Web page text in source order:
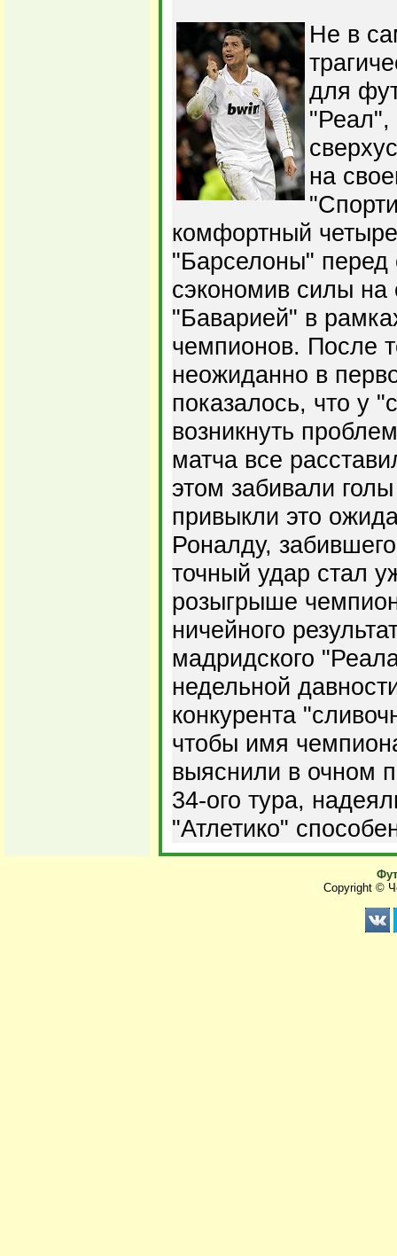
Не в
для
"Реал",
на
комфортный
"Барселоны" перед
сэкономив силы
"Баварией" в
чемпионов. После
неожиданно в
показалось, что у
возникнуть
матча все
этом забивали
привыкли это
Роналду,
точный удар стал
розыгрыше
ничейного
мадридского
недельной
конкурента
чтобы имя
выяснили в очном
34-ого тура,
"Атлетико"
Copyright ©